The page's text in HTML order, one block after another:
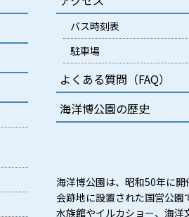
バス時刻表
駐車場
よくある質問（FAQ）
海洋博公園の歴史
海洋博公園は、昭和50年に
会跡地に設置された国営公
水族館やイルカショー、海洋